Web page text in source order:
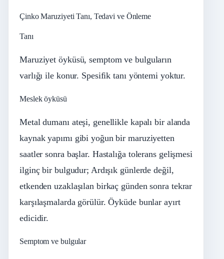
Çinko Maruziyeti Tanı, Tedavi ve Önleme
Tanı
Maruziyet öyküsü, semptom ve bulguların
varlığı ile konur. Spesifik tanı yöntemi yoktur.
Meslek öyküsü
Metal dumanı ateşi, genellikle kapalı bir alanda
kaynak yapımı gibi yoğun bir maruziyetten
saatler sonra başlar. Hastalığa tolerans gelişmesi
ilginç bir bulgudur; Ardışık günlerde değil,
etkenden uzaklaşılan birkaç günden sonra tekrar
karşılaşmalarda görülür. Öyküde bunlar ayırt
edicidir.
Semptom ve bulgular